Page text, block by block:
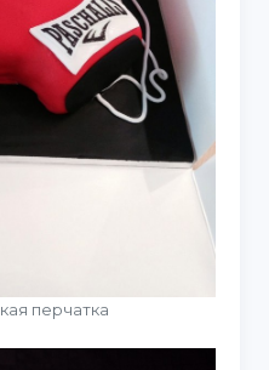
перчатка